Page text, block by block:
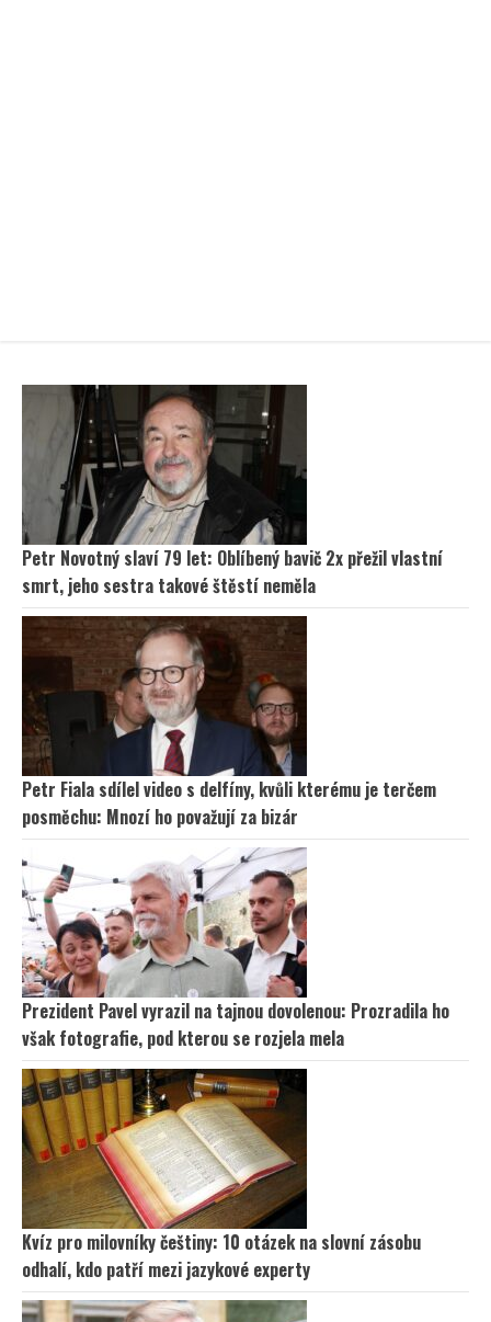
Petr Novotný slaví 79 let: Oblíbený bavič 2x přežil vlastní
smrt, jeho sestra takové štěstí neměla
Petr Fiala sdílel video s delfíny, kvůli kterému je terčem
posměchu: Mnozí ho považují za bizár
Prezident Pavel vyrazil na tajnou dovolenou: Prozradila ho
však fotografie, pod kterou se rozjela mela
Kvíz pro milovníky češtiny: 10 otázek na slovní zásobu
odhalí, kdo patří mezi jazykové experty